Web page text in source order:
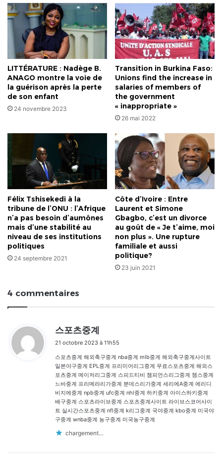
une
réduction
volontaire
leur
production
de
pétrole
LITTÉRATURE : Nadège B.
ANAGO montre la voie de
la guérison après la perte
de son enfant
24 novembre 2023
Transition in Burkina Faso:
Unions find the increase in
salaries of members of
the government
« inappropriate »
26 mai 2022
Félix Tshisekedi à la
tribune de l’ONU : l’Afrique
n’a pas besoin d’aumônes
mais d’une stabilité au
niveau de ses institutions
politiques
24 septembre 2021
Côte d’Ivoire : Entre
Laurent et Simone
Gbagbo, c’est un divorce
au goût de « Je t’aime, moi
non plus ». Une rupture
familiale et aussi
politique?
23 juin 2021
4 commentaires
스포츠중계
t
:
21 octobre 2023 à 11h55
스포츠중계 해외축구중계 nba중계 mlb중계 해외축구중계사이트
일본야구중계 EPL중계 프리미어리그중계 무료스포츠중계 해외스
포츠중계 메이저리그중계 스피드티비 챔피언스리그중계 챔스중계
느바중계 프리메라리가중계 분데스리가중계 세리에A중계 에리디
비지에중계 npb중계 ufc중계 nhl중계 하키중계 아이스하키중계
배구중계 스포츠라이브중계 스포츠중계사이트 라이브스코어사이
트 실시간스포츠중계 nfl중계 k리그중계 국야중계 kbo중계 미국야
구중계 wnba중계 농구중계 미국농구중계
chargement…